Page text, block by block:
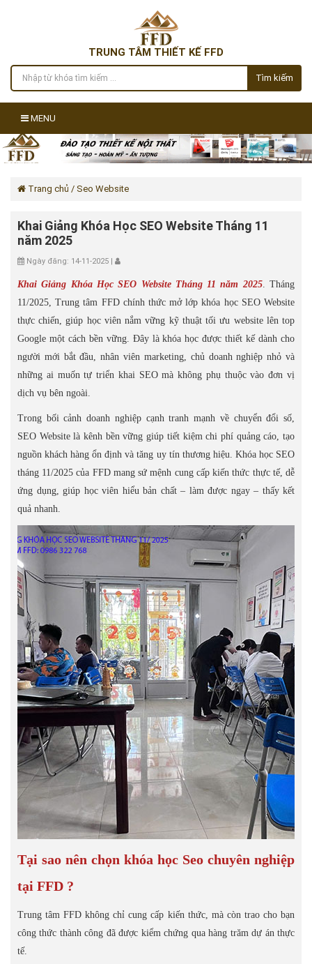
TRUNG TÂM THIẾT KẾ FFD
Tìm kiếm
MENU
Trang chủ / Seo Website
Khai Giảng Khóa Học SEO Website Tháng 11
năm 2025
Ngày đăng: 14-11-2025 |
Khai Giảng Khóa Học SEO Website Tháng 11 năm 2025. Tháng
11/2025, Trung tâm FFD chính thức mở lớp khóa học SEO Website
thực chiến, giúp học viên nắm vững kỹ thuật tối ưu website lên top
Google một cách bền vững. Đây là khóa học được thiết kế dành cho
người mới bắt đầu, nhân viên marketing, chủ doanh nghiệp nhỏ và
những ai muốn tự triển khai SEO mà không phụ thuộc vào đơn vị
dịch vụ bên ngoài.
Trong bối cảnh doanh nghiệp cạnh tranh mạnh về chuyển đổi số,
SEO Website là kênh bền vững giúp tiết kiệm chi phí quảng cáo, tạo
nguồn khách hàng ổn định và tăng uy tín thương hiệu. Khóa học SEO
tháng 11/2025 của FFD mang sứ mệnh cung cấp kiến thức thực tế, dễ
ứng dụng, giúp học viên hiểu bản chất – làm được ngay – thấy kết
quả nhanh.
Tại sao nên chọn khóa học Seo chuyên nghiệp
tại FFD ?
Trung tâm FFD không chỉ cung cấp kiến thức, mà còn trao cho bạn
công thức thành công đã được kiểm chứng qua hàng trăm dự án thực
tế.